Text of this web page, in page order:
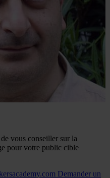
vous conseiller sur la
pour votre public cible
Demander un